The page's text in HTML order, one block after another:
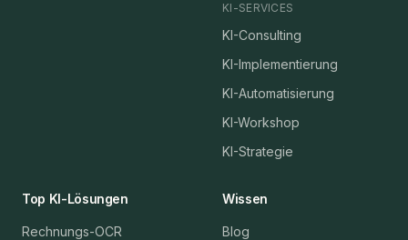
KI-SERVICES
KI-Consulting
KI-Implementierung
KI-Automatisierung
KI-Workshop
KI-Strategie
Top KI-Lösungen
Rechnungs-OCR
Wissen
Blog